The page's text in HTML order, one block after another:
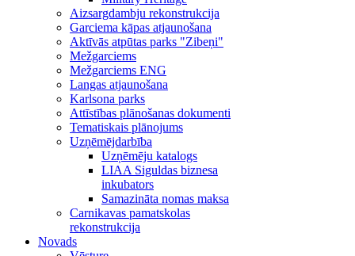
Aizsargdambju rekonstrukcija
Garciema kāpas atjaunošana
Aktīvās atpūtas parks "Zibeņi"
Mežgarciems
Mežgarciems ENG
Langas atjaunošana
Karlsona parks
Attīstības plānošanas dokumenti
Tematiskais plānojums
Uzņēmējdarbība
Uzņēmēju katalogs
LIAA Siguldas biznesa
inkubators
Samazināta nomas maksa
Carnikavas pamatskolas
rekonstrukcija
Novads